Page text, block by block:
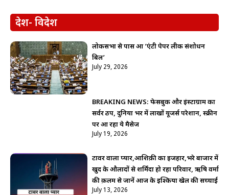
देश- विदेश
लोकसभा से पास हुआ ‘एंटी पेपर लीक संशोधन
बिल’
July 29, 2026
BREAKING NEWS: फेसबुक और इंस्टाग्राम का
सर्वर ठप, दुनिया भर में लाखों यूजर्स परेशान, स्क्रीन
पर आ रहा ये मैसेज
July 19, 2026
टावर वाला प्यार,आशिक़ी का इजहार,भरे बाजार में
खुद के औलादों से शर्मिंदा हो रहा परिवार, ऋषि वर्मा
की क़लम से जानें आज के इश्किया खेल की सच्चाई
July 13, 2026